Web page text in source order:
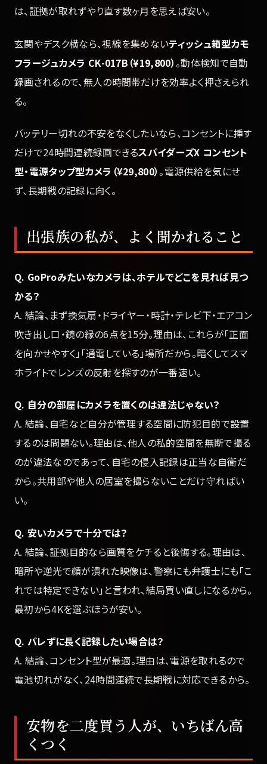
は、証拠が取れずやり直す数ヶ月を思えば安い。
玄関やデスク横なら、視線を集めないティッシュ箱型カモ
フラージュカメラ CK-017B（¥19,800） 。動体検知で自動
録画されるので、無人の時間帯だけを効率よく押さえられ
る。
バッテリー切れの不安をなくしたいなら、コンセントに挿す
だけで24時間連続録画できるスパイダーズX コンセント
型・電源タップ型カメラ（¥29,800） 。電源供給を気にせ
ず、長期戦の記録に向く。
出張族の私が、よく聞かれること
Q. GoProみたいなカメラは、ホテルでどこを見れば見つ
かる？
A. 結論、まず換気扇・ドライヤー・時計・テレビ下・エアコン
吹き出し口・鏡の縁の6点を15分。理由は、これらが「正面
を向かせやすく」「通電している」場所だから。暗くしてスマ
ホライトでレンズの反射を探すのが一番速い。
Q. 自分の部屋にカメラを置くのは違法じゃない？
A. 結論、自宅など自分が管理する空間に防犯目的で設置
するのは問題ない。理由は、他人の私的空間を無断で撮る
のが違法なのであって、自宅の侵入記録は正当な自衛だ
から。共用部や他人の居室を撮らないことだけ守ればい
い。
Q. 安いカメラで十分では？
A. 結論、証拠目的なら画質をケチると後悔する。理由は、
暗所や逆光で顔が潰れた映像は、警察にも弁護士にも「こ
れでは特定できない」と言われ、結局買い直しになるから。
最初から4Kを選ぶほうが安い。
Q. バレずに長く記録したい場合は？
A. 結論、コンセント型が最適。理由は、電源を取れるので
電池切れがなく、24時間連続で長期戦に対応できるから。
安物を二度買う人が、いちばん高
くつく